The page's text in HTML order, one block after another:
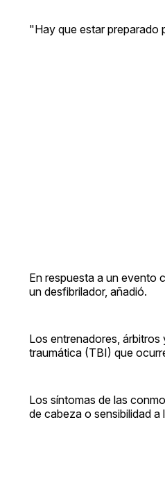
"Hay que estar preparado
En respuesta a un evento
un desfibrilador, añadió.
Los entrenadores,
traumática (TBI) que
Los síntomas de las
de cabeza o sensibilidad a